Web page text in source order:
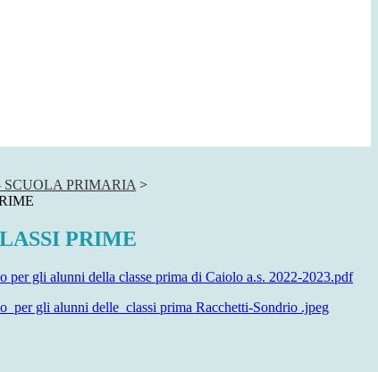
SCUOLA PRIMARIA >
PRIME
per gli alunni della classe prima di Caiolo a.s. 2022-2023.pdf
per gli alunni delle classi prima Racchetti-Sondrio .jpeg